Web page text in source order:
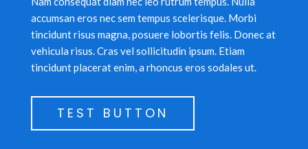
accumsan eros nec sem tempus scelerisque. Morbi
tincidunt risus magna, posuere lobortis felis. Donec at
vehicula risus. Cras vel sollicitudin ipsum. Etiam
tincidunt placerat enim, a rhoncus eros sodales ut.
TEST BUTTON